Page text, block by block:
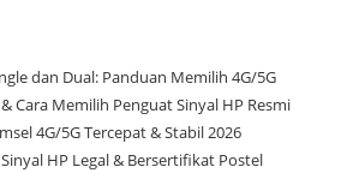
dan Dual: Panduan Memilih 4G/5G
Cara Memilih Penguat Sinyal HP Resmi
4G/5G Tercepat & Stabil 2026
HP Legal & Bersertifikat Postel